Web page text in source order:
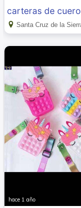
carteras de cuero
Santa Cruz de la
hace 1 año